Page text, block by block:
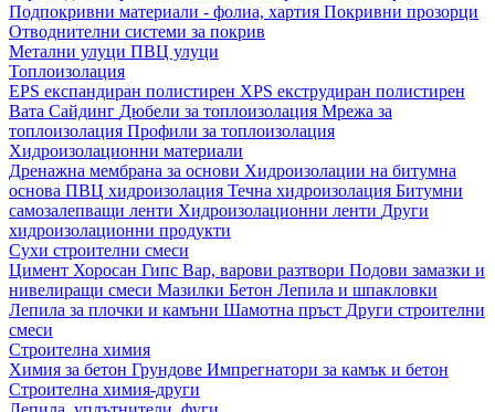
Подпокривни материали - фолиа, хартия Покривни прозорци
Отводнителни системи за покрив
Метални улуци ПВЦ улуци
Топлоизолация
EPS експандиран полистирен XPS екструдиран полистирен
Вата Сайдинг Дюбели за топлоизолация Мрежа за
топлоизолация Профили за топлоизолация
Хидроизолационни материали
Дренажна мембрана за основи Хидроизолации на битумна
основа ПВЦ хидроизолация Течна хидроизолация Битумни
самозалепващи ленти Хидроизолационни ленти Други
хидроизолационни продукти
Сухи строителни смеси
Цимент Хоросан Гипс Вар, варови разтвори Подови замазки и
нивелиращи смеси Мазилки Бетон Лепила и шпакловки
Лепила за плочки и камъни Шамотна пръст Други строителни
смеси
Строителна химия
Химия за бетон Грундове Импрегнатори за камък и бетон
Строителна химия-други